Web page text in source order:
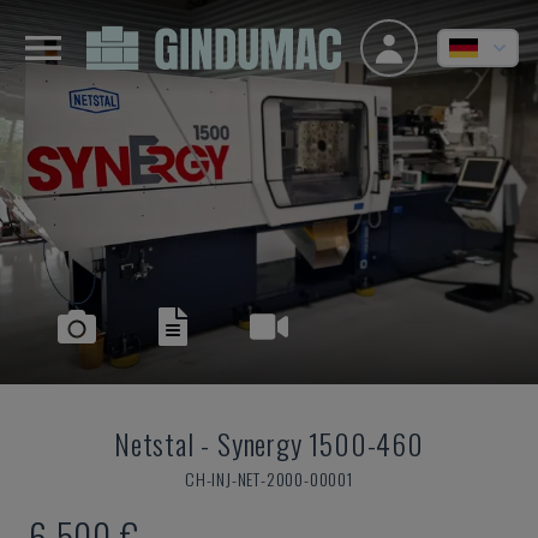
Netstal - Synergy 1500-460
CH-INJ-NET-2000-00001